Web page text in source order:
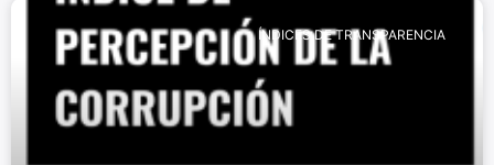
ÍNDICES DE TRANSPARENCIA